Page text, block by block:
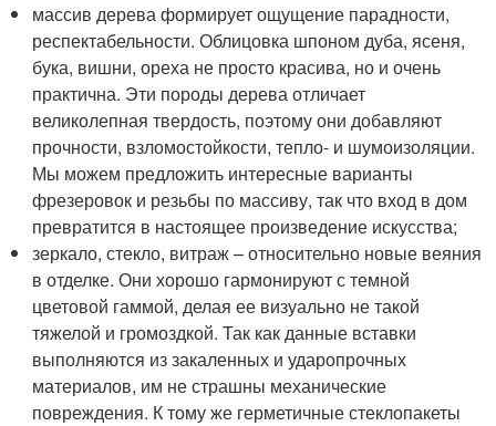
массив дерева формирует ощущение парадности,
респектабельности. Облицовка шпоном дуба, ясеня,
бука, вишни, ореха не просто красива, но и очень
практична. Эти породы дерева отличает
великолепная твердость, поэтому они добавляют
прочности, взломостойкости, тепло- и шумоизоляции.
Мы можем предложить интересные варианты
фрезеровок и резьбы по массиву, так что вход в дом
превратится в настоящее произведение искусства;
зеркало, стекло, витраж – относительно новые веяния
в отделке. Они хорошо гармонируют с темной
цветовой гаммой, делая ее визуально не такой
тяжелой и громоздкой. Так как данные вставки
выполняются из закаленных и ударопрочных
материалов, им не страшны механические
повреждения. К тому же герметичные стеклопакеты